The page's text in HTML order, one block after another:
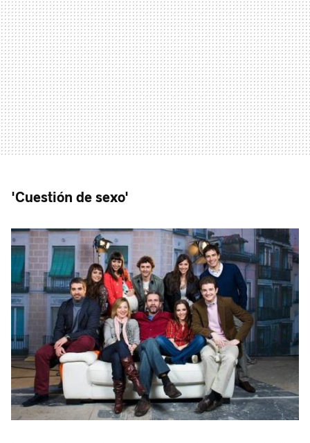
'Cuestión de sexo'